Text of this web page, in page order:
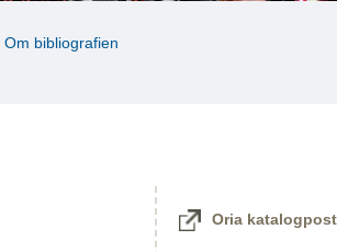
Om bibliografien
Oria katalogpost